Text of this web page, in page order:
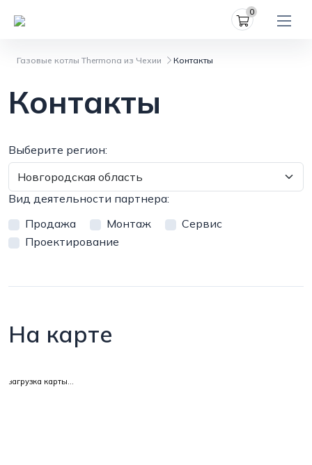
0
Газовые котлы Thermona из Чехии Контакты
Контакты
Выберите регион:
Вид деятельности партнера:
Продажа
Mонтаж
Cервис
Проектирование
На карте
загрузка карты...